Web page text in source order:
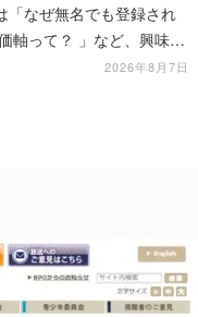
「なぜ無名でも登録され
軸って？ 」など、興味を
2026年8月7日